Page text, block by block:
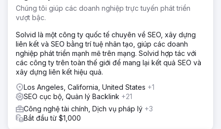
Chúng tôi giúp các doanh nghiệp trực tuyến phát triển
vượt bậc.
Solvid là một công ty quốc tế chuyên về SEO, xây dựng
liên kết và SEO bằng trí tuệ nhân tạo, giúp các doanh
nghiệp phát triển mạnh mẽ trên mạng. Solvid hợp tác với
các công ty trên toàn thế giới để mang lại kết quả SEO và
xây dựng liên kết hiệu quả.
Los Angeles, California, United States +1
SEO cục bộ, Quản lý Backlink +21
Công nghệ tài chính, Dịch vụ pháp lý +3
Bắt đầu từ $1,000